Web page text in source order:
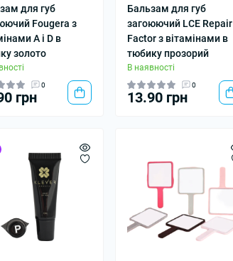
для губ
Fougera з
A і D в
золото
0
грн
Бальзам для губ
загоюючий LCE Repair
Factor з вітамінами в
тюбику прозорий
В наявності
0
13.90 грн